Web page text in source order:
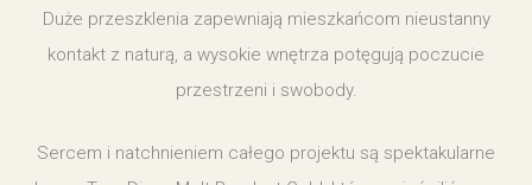
Duże przeszklenia zapewniają mieszkańcom nieustanny
kontakt z naturą, a wysokie wnętrza potęgują poczucie
przestrzeni i swobody.
Sercem i natchnieniem całego projektu są spektakularne